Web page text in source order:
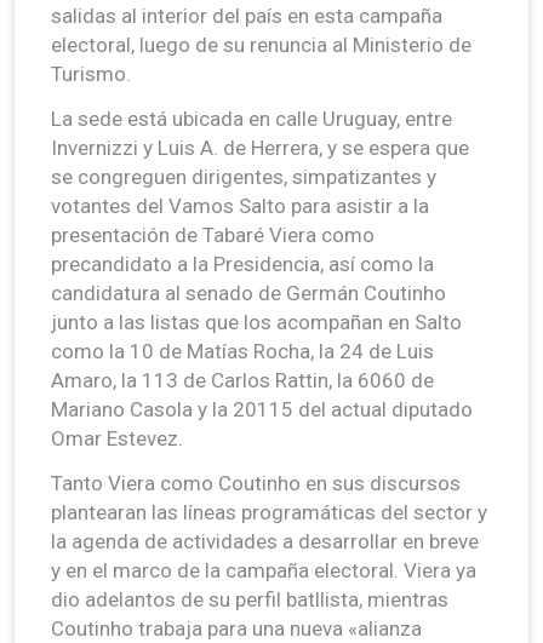
salidas al interior del país en esta campaña
electoral, luego de su renuncia al Ministerio de
Turismo.
La sede está ubicada en calle Uruguay, entre
Invernizzi y Luis A. de Herrera, y se espera que
se congreguen dirigentes, simpatizantes y
votantes del Vamos Salto para asistir a la
presentación de Tabaré Viera como
precandidato a la Presidencia, así como la
candidatura al senado de Germán Coutinho
junto a las listas que los acompañan en Salto
como la 10 de Matías Rocha, la 24 de Luis
Amaro, la 113 de Carlos Rattin, la 6060 de
Mariano Casola y la 20115 del actual diputado
Omar Estevez.
Tanto Viera como Coutinho en sus discursos
plantearan las líneas programáticas del sector y
la agenda de actividades a desarrollar en breve
y en el marco de la campaña electoral. Viera ya
dio adelantos de su perfil batllista, mientras
Coutinho trabaja para una nueva «alianza